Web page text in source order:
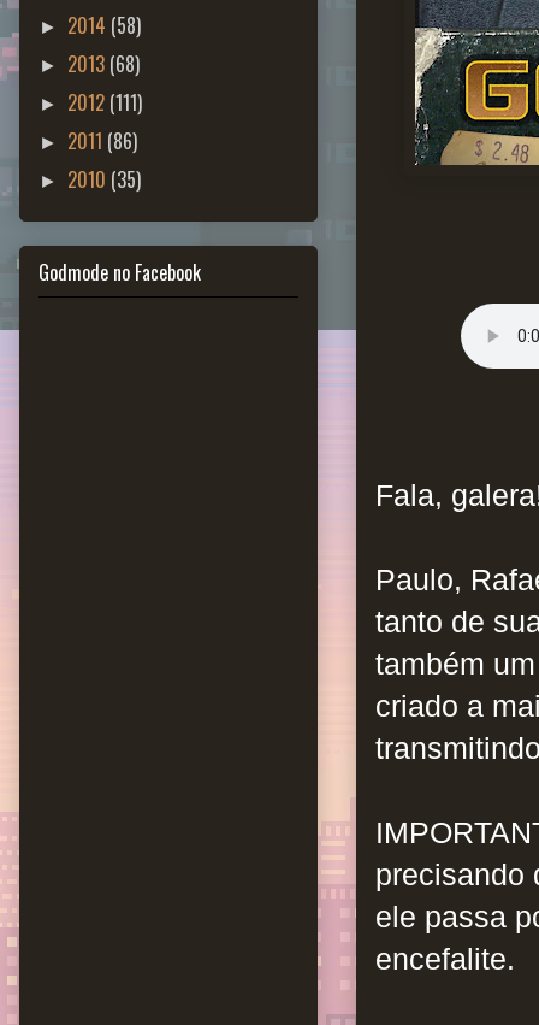
Fala,
Paulo,
tanto de
também
criado a
precisando
ele passa
encefalite.
► 2014 (58)
► 2013 (68)
► 2012 (111)
► 2011 (86)
► 2010 (35)
Godmode no Facebook